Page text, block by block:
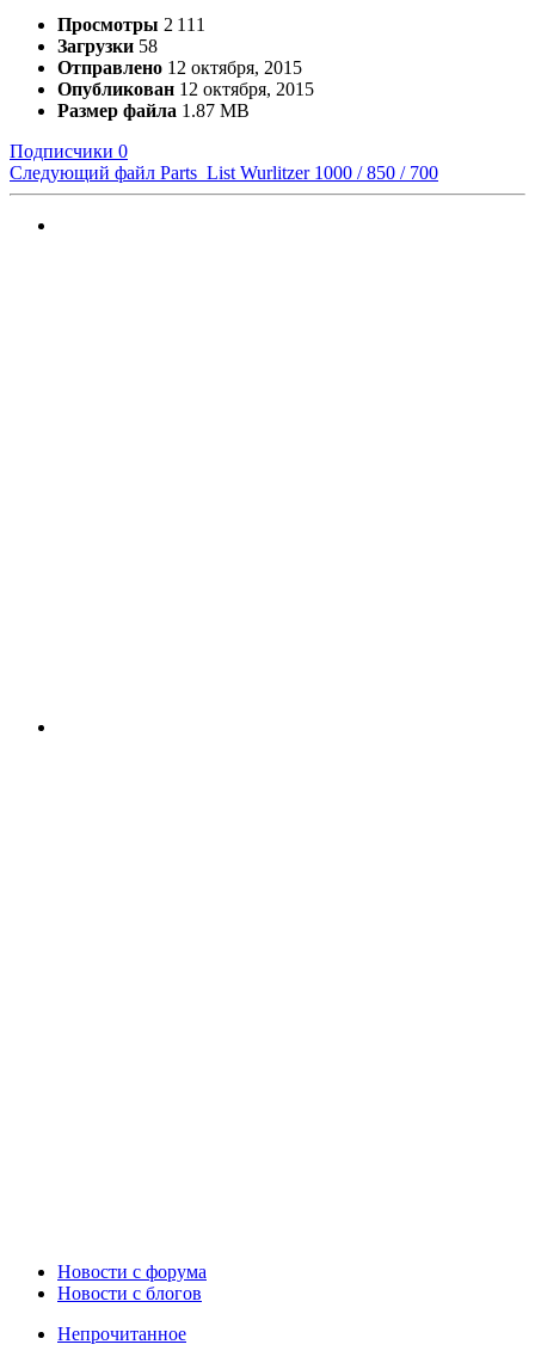
Просмотры 2 111
Загрузки 58
Отправлено 12 октября, 2015
Опубликован 12 октября, 2015
Размер файла 1.87 MB
Подписчики 0
Следующий файл Parts_List Wurlitzer 1000 / 850 / 700
Новости c форума
Новости с блогов
Непрочитанное